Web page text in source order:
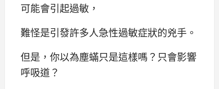
可能會引起過敏，
難怪是引發許多人急性過敏症狀的兇手。
但是，你以為塵蟎只是這樣嗎？只會影響
呼吸道？